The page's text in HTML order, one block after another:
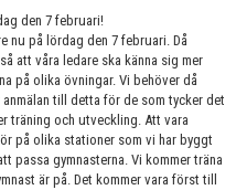
den 7 februari!
nu på lördag den 7 februari. Då
att våra ledare ska känna sig mer
på olika övningar. Vi behöver då
till detta för de som tycker det
träning och utveckling. Att vara
på olika stationer som vi har byggt
passa gymnasterna. Vi kommer träna
är på. Det kommer vara först till